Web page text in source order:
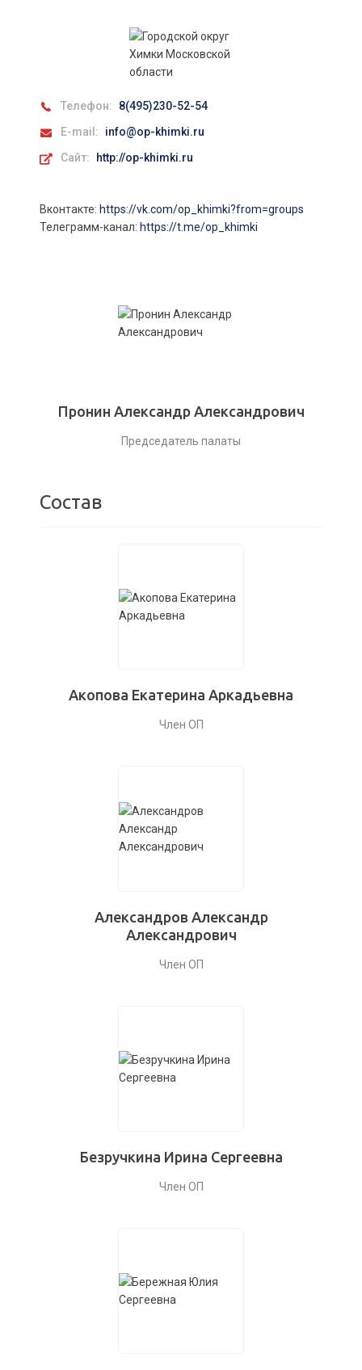
Телефон:
8(495)230-52-54
E-mail:
info@op-khimki.ru
Сайт:
http://op-khimki.ru
Вконтакте: https://vk.com/op_khimki?from=groups
Телеграмм-канал: https://t.me/op_khimki
Пронин Александр Александрович
Председатель палаты
Состав
Акопова Екатерина Аркадьевна
Член ОП
Александров Александр
Александрович
Член ОП
Безручкина Ирина Сергеевна
Член ОП